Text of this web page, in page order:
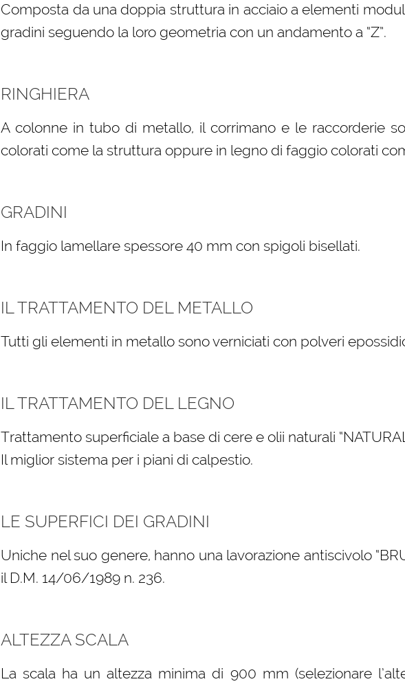
Composta da una doppia struttura in acciaio a elementi
gradini seguendo la loro geometria con un andamento a “Z”.
RINGHIERA
A colonne in tubo di metallo, il corrimano e le raccorderie
colorati come la struttura oppure in legno di faggio colorati
GRADINI
In faggio lamellare spessore 40 mm con spigoli bisellati.
IL TRATTAMENTO DEL METALLO
Tutti gli elementi in metallo sono verniciati con polveri
IL TRATTAMENTO DEL LEGNO
Trattamento superficiale a base di cere e olii naturali
Il miglior sistema per i piani di calpestio.
LE SUPERFICI DEI GRADINI
Uniche nel suo genere, hanno una lavorazione antiscivolo
il D.M. 14/06/1989 n. 236.
ALTEZZA SCALA
La scala ha un altezza minima di 900 mm (selezionare